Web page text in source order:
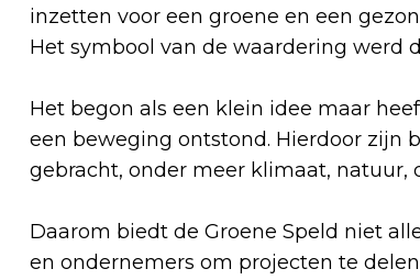
inzetten voor een groene en een
Het symbool van de waardering werd
Het begon als een klein idee maar
een beweging ontstond. Hierdoor zijn
gebracht, onder meer klimaat, natuur,
Daarom biedt de Groene Speld niet
en ondernemers om projecten te